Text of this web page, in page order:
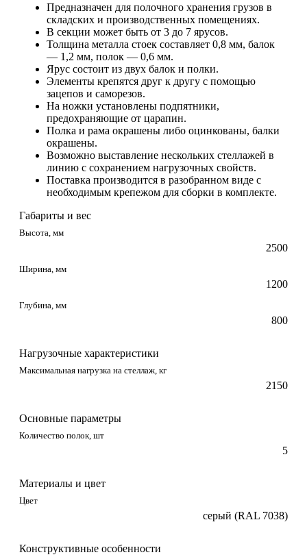
Предназначен для полочного хранения грузов в
складских и производственных помещениях.
В секции может быть от 3 до 7 ярусов.
Толщина металла стоек составляет 0,8 мм, балок
— 1,2 мм, полок — 0,6 мм.
Ярус состоит из двух балок и полки.
Элементы крепятся друг к другу с помощью
зацепов и саморезов.
На ножки установлены подпятники,
предохраняющие от царапин.
Полка и рама окрашены либо оцинкованы, балки
окрашены.
Возможно выставление нескольких стеллажей в
линию с сохранением нагрузочных свойств.
Поставка производится в разобранном виде с
необходимым крепежом для сборки в комплекте.
Габариты и вес
Высота, мм
2500
Ширина, мм
1200
Глубина, мм
800
Нагрузочные характеристики
Максимальная нагрузка на стеллаж, кг
2150
Основные параметры
Количество полок, шт
5
Материалы и цвет
Цвет
серый (RAL 7038)
Конструктивные особенности